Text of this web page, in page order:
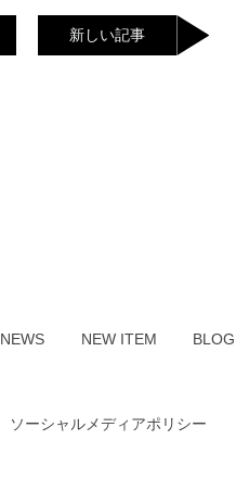
新しい記事
NEWS NEW ITEM BLOG
ソーシャルメディアポリシー